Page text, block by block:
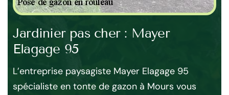
Jardinier pas cher : Mayer
Elagage 95
L’entreprise paysagiste Mayer Elagage 95
spécialiste en tonte de gazon à Mours vous